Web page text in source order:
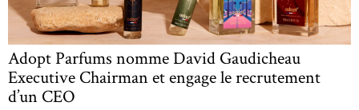
Adopt Parfums nomme David Gaudicheau
Executive Chairman et engage le recrutement
d’un CEO